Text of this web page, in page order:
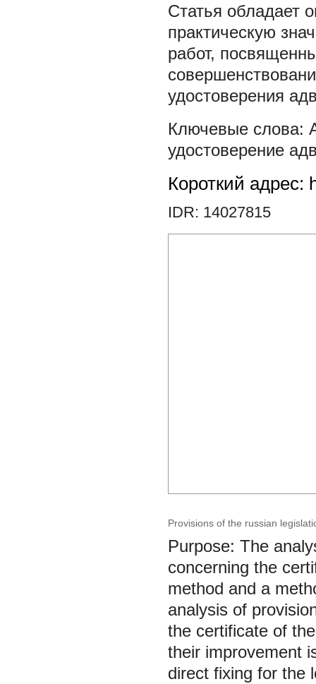
Статья обладает
практическую
работ,
удостоверения
удостоверение
Короткий адрес:
IDR: 14027815
Provisions of the russian
Purpose: The
concerning the
method and a
analysis of
the certificate of
their improvement
direct fixing for the